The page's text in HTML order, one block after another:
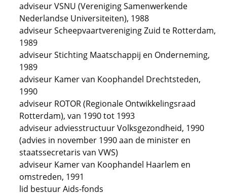
adviseur VSNU (Vereniging Samenwerkende
Nederlandse Universiteiten), 1988
adviseur Scheepvaartvereniging Zuid te Rotterdam,
1989
adviseur Stichting Maatschappij en Onderneming,
1989
adviseur Kamer van Koophandel Drechtsteden,
1990
adviseur ROTOR (Regionale Ontwikkelingsraad
Rotterdam), van 1990 tot 1993
adviseur adviesstructuur Volksgezondheid, 1990
(advies in november 1990 aan de minister en
staatssecretaris van VWS)
adviseur Kamer van Koophandel Haarlem en
omstreden, 1991
lid bestuur Aids-fonds